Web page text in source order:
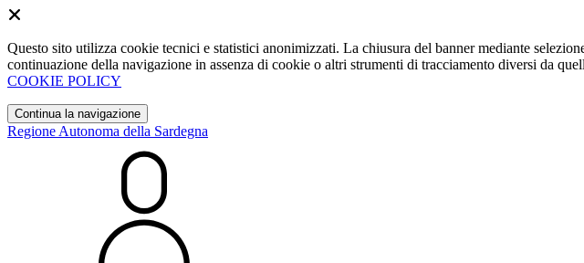
Questo sito utilizza cookie tecnici e statistici anonimizzati. La chiusura del banner mediante
continuazione della navigazione in assenza di cookie o altri strumenti di tracciamento diversi da
COOKIE POLICY
Continua la navigazione
Regione Autonoma della Sardegna